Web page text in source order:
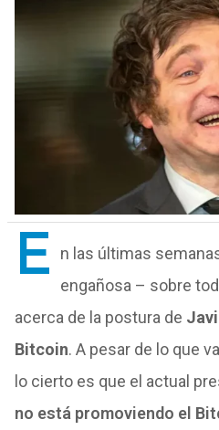
E
n las últimas
engañosa – sobre
acerca de la postura de
Bitcoin. A pesar de lo que
lo cierto es que el actual
no está promoviendo el